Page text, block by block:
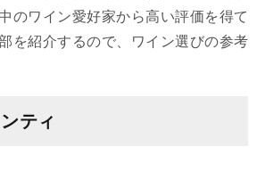
のワイン愛好家から高い評価を得て
を紹介するので、ワイン選びの参考
ティ